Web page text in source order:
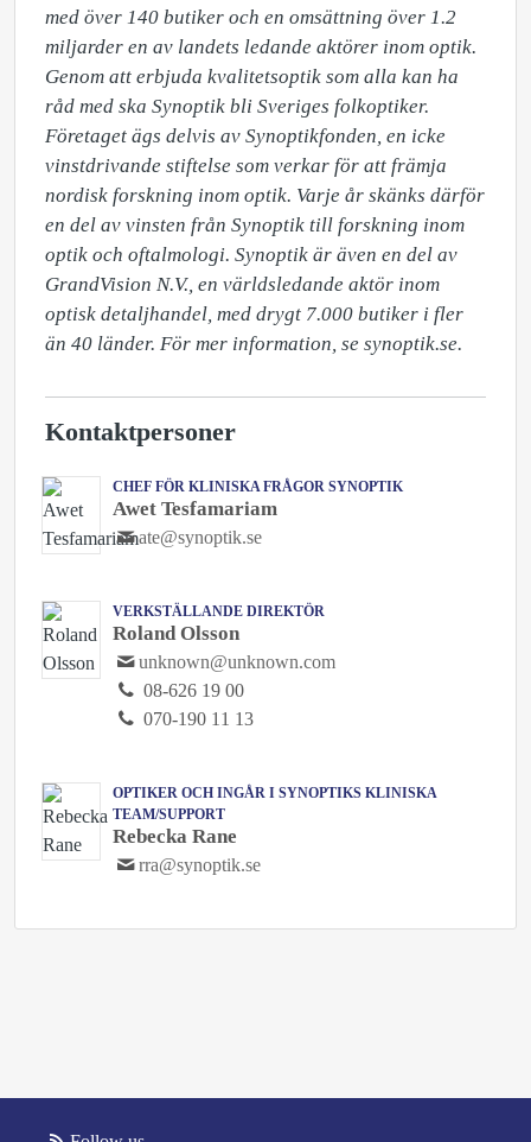
med över 140 butiker och en omsättning över 1.2
miljarder en av landets ledande aktörer inom optik.
Genom att erbjuda kvalitetsoptik som alla kan ha
råd med ska Synoptik bli Sveriges folkoptiker.
Företaget ägs delvis av Synoptikfonden, en icke
vinstdrivande stiftelse som verkar för att främja
nordisk forskning inom optik. Varje år skänks därför
en del av vinsten från Synoptik till forskning inom
optik och oftalmologi. Synoptik är även en del av
GrandVision N.V., en världsledande aktör inom
optisk detaljhandel, med drygt 7.000 butiker i fler
än 40 länder. För mer information, se synoptik.se.
Kontaktpersoner
CHEF FÖR KLINISKA FRÅGOR SYNOPTIK
Awet Tesfamariam
ate@synoptik.se
VERKSTÄLLANDE DIREKTÖR
Roland Olsson
unknown@unknown.com
08-626 19 00
070-190 11 13
OPTIKER OCH INGÅR I SYNOPTIKS KLINISKA
TEAM/SUPPORT
Rebecka Rane
rra@synoptik.se